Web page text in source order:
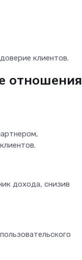
клиентов.
отношения
дохода, снизив